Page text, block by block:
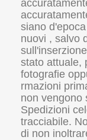
siano
nuovi , salvo
stato attuale,
fotografie
rmazioni
non vengono
Spedizioni
tracciabile.
di non